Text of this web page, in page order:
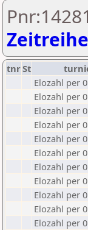
Zeitreihe
tnrSt
Elozahl per
Elozahl per
Elozahl per
Elozahl per
Elozahl per
Elozahl per
Elozahl per
Elozahl per
Elozahl per
Elozahl per
Elozahl per